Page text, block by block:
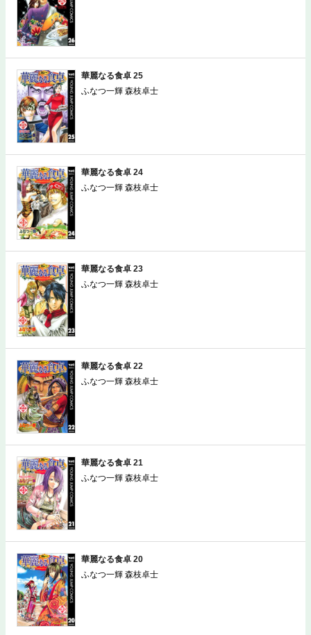
華麗なる食卓 25
ふなつ一輝 森枝卓士
華麗なる食卓 24
ふなつ一輝 森枝卓士
華麗なる食卓 23
ふなつ一輝 森枝卓士
華麗なる食卓 22
ふなつ一輝 森枝卓士
華麗なる食卓 21
ふなつ一輝 森枝卓士
華麗なる食卓 20
ふなつ一輝 森枝卓士